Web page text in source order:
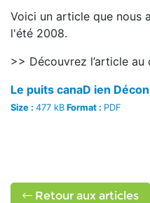
Voici un article que nous
l'été 2008.
>> Découvrez l’article au
Le puits canaD ien
Size : 477 kB Format : PDF
Retour aux articles